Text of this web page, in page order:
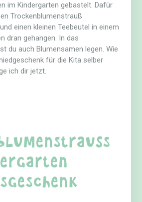
im Kindergarten gebastelt. Dafür
Trockenblumenstrauß
einen kleinen Teebeutel in einem
dran gehangen. In das
du auch Blumensamen legen. Wie
für die Kita selber
ich dir jetzt.